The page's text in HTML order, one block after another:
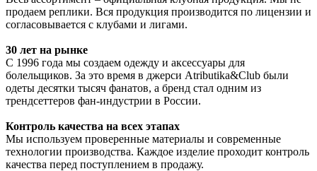
продаем реплики. Вся продукция производится по лицензии и
согласовывается с клубами и лигами.
30 лет на рынке
С 1996 года мы создаем одежду и аксессуары для
болельщиков. За это время в джерси Atributika&Club были
одеты десятки тысяч фанатов, а бренд стал одним из
трендсеттеров фан-индустрии в России.
Контроль качества на всех этапах
Мы используем проверенные материалы и современные
технологии производства. Каждое изделие проходит контроль
качества перед поступлением в продажу.